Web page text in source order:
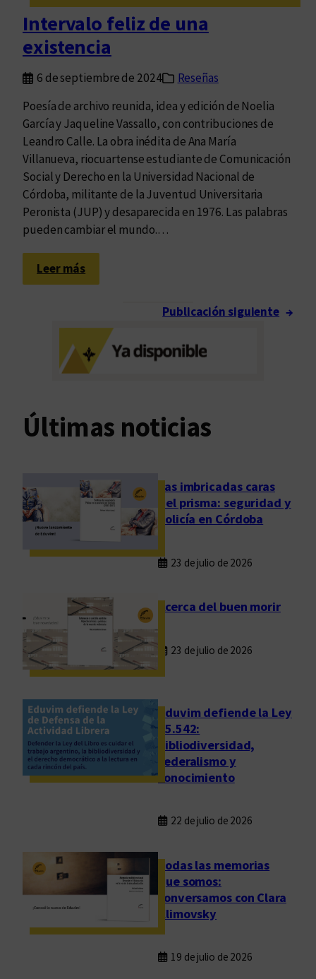
ó
n
”
o
n
o
c
i
m
i
e
n
t
o
Intervalo feliz de una
existencia
6 de septiembre de 2024
Reseñas
Poesía de archivo reunida, idea y edición de Noelia
García y Jaqueline Vassallo, con contribuciones de
Leandro Calle. La obra inédita de Ana María
Villanueva, riocuartense estudiante de Comunicación
Social y Derecho en la Universidad Nacional de
Córdoba, militante de la Juventud Universitaria
Peronista (JUP) y desaparecida en 1976. Las palabras
pueden cambiar el mundo.…
Leer más:
I
r
v
o
l
i
e
a
e
s
e
n
c
i
a
Publicación siguiente →
Últimas noticias
Las imbricadas caras
del prisma: seguridad y
policía en Córdoba
23 de julio de 2026
Acerca del buen morir
23 de julio de 2026
Eduvim defiende la Ley
25.542:
bibliodiversidad,
federalismo y
conocimiento
22 de julio de 2026
Todas las memorias
que somos:
conversamos con Clara
Klimovsky
19 de julio de 2026